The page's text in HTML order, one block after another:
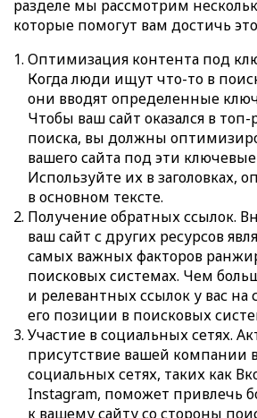
разделе мы рассмотрим
которые помогут вам достичь
Оптимизация контента под
Когда люди ищут что-то в
они вводят определенные
Чтобы ваш сайт оказался в топ-
поиска, вы должны
вашего сайта под эти ключевые
Используйте их в заголовках,
в основном тексте.
Получение обратных ссылок.
ваш сайт с других ресурсов
самых важных факторов
поисковых системах. Чем
и релевантных ссылок у вас
его позиции в поисковых
Участие в социальных сетях.
присутствие вашей компании
социальных сетях, таких как
Instagram, поможет привлечь
к вашему сайту со стороны